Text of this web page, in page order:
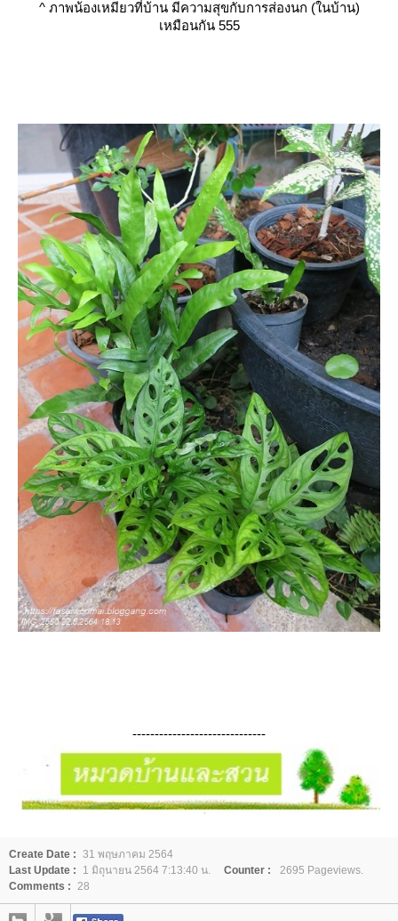
^ภาพน้องเหมียวที่บ้าน มีความสุขกับการส่องนก (ในบ้าน)
เหมือนกัน 555
------------------------------
Create Date : 31 พฤษภาคม 2564
Last Update :
1 มิถุนายน 2564 7:13:40 น. Counter :
2695 Pageviews.
Comments :
28